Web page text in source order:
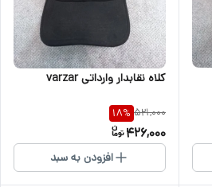
کلاه نقابدار وارداتی varzar
521,000
18%
426,000
افزودن به سبد